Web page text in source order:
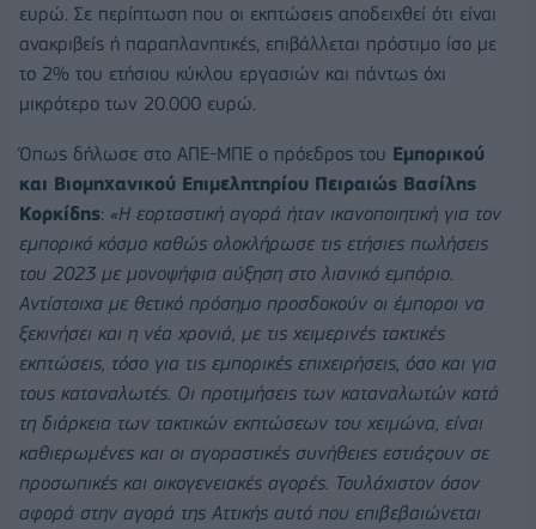
ευρώ. Σε περίπτωση που οι εκπτώσεις αποδειχθεί ότι είναι
ανακριβείς ή παραπλανητικές, επιβάλλεται πρόστιμο ίσο με
το 2% του ετήσιου κύκλου εργασιών και πάντως όχι
μικρότερο των 20.000 ευρώ.
Όπως δήλωσε στο ΑΠΕ-ΜΠΕ ο πρόεδρος του Εμπορικού
και Βιομηχανικού Επιμελητηρίου Πειραιώς Βασίλης
Κορκίδης: «Η εορταστική αγορά ήταν ικανοποιητική για τον
εμπορικό κόσμο καθώς ολοκλήρωσε τις ετήσιες πωλήσεις
του 2023 με μονοψήφια αύξηση στο λιανικό εμπόριο.
Αντίστοιχα με θετικό πρόσημο προσδοκούν οι έμποροι να
ξεκινήσει και η νέα χρονιά, με τις χειμερινές τακτικές
εκπτώσεις, τόσο για τις εμπορικές επιχειρήσεις, όσο και για
τους καταναλωτές. Οι προτιμήσεις των καταναλωτών κατά
τη διάρκεια των τακτικών εκπτώσεων του χειμώνα, είναι
καθιερωμένες και οι αγοραστικές συνήθειες εστιάζουν σε
προσωπικές και οικογενειακές αγορές. Τουλάχιστον όσον
αφορά στην αγορά της Αττικής αυτό που επιβεβαιώνεται